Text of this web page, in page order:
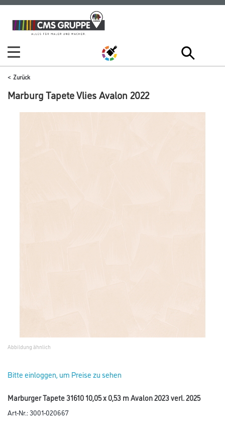
Zum
Inhalt
Zum
Navigationsmenü
Zurück
Marburg Tapete Vlies Avalon 2022
Abbildung ähnlich
Bitte einloggen, um Preise zu sehen
Marburger Tapete 31610 10,05 x 0,53 m Avalon 2023 verl. 2025
Art-Nr.:3001-020667